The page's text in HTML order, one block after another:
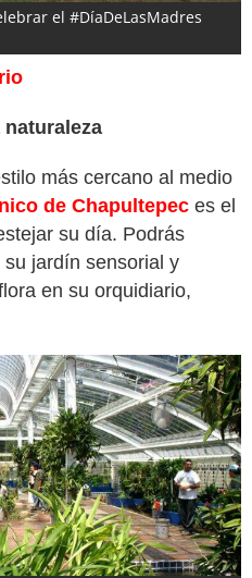
el #DíaDeLasMadres
más cercano al medio
de Chapultepec es el
su día. Podrás
jardín sensorial y
en su orquidiario,